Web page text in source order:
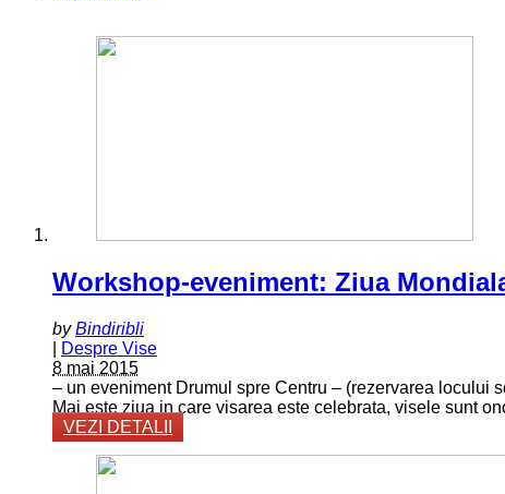
Workshop-eveniment: Ziua
byBindiribli
Despre Vise
8 mai 2015
– un eveniment Drumul spre Centru – (rezervarea locului
Mai este ziua in care visarea este celebrata, visele sunt
VEZI DETALII